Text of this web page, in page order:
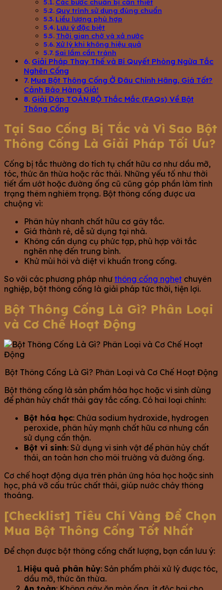
Quy trình sử dụng đúng chuẩn
Liều lượng phù hợp
Lưu ý đặc biệt
Thời gian chờ và xả nước
Xử lý khi không hiệu quả
Sai lầm cần tránh
Giải Pháp Thay Thế và Bí Quyết Phòng Ngừa Tắc
Nghẽn Cống
Mua Bột Thông Cống Ở Đâu Chính Hãng, Giá Tốt?
Cảnh Báo Hàng Giả!
Giải Đáp TOÀN BỘ Thắc Mắc (FAQs) Về Bột
Thông Cống
Tại Sao Cống Bị Tắc và Vì Sao Bột
Thông Cống Là Giải Pháp Tối Ưu?
Cống bị tắc thường do tích tụ chất hữu cơ như dầu mỡ,
tóc, thức ăn thừa hoặc rác thải. Những yếu tố như thời
tiết ẩm ướt hoặc đường ống cũ cũng góp phần làm tình
trạng thêm nghiêm trọng. Bột thông cống được ưa
chuộng vì:
Phân hủy nhanh chất hữu cơ gây tắc.
Giá thành rẻ, dễ sử dụng tại nhà.
Không cần dụng cụ phức tạp, phù hợp với tắc
nghẽn nhẹ đến trung bình.
Khử mùi hôi và diệt vi khuẩn trong cống.
So với các phương pháp như thông cống nghẹt chuyên
nghiệp, bột thông cống là giải pháp tức thời, tiện lợi.
Bột Thông Cống Là Gì? Phân Loại
và Cơ Chế Hoạt Động
Bột Thông Cống Là Gì? Phân Loại và Cơ Chế Hoạt Động
Bột thông cống là sản phẩm hóa học hoặc vi sinh dùng
để phân hủy chất thải gây tắc cống. Có hai loại chính:
Bột hóa học: Chứa sodium hydroxide, hydrogen
peroxide, phân hủy mạnh chất hữu cơ nhưng cần
sử dụng cẩn thận.
Bột vi sinh: Sử dụng vi sinh vật để phân hủy chất
thải, an toàn hơn cho môi trường và đường ống.
Cơ chế hoạt động dựa trên phản ứng hóa học hoặc sinh
học, phá vỡ cấu trúc chất thải, giúp nước chảy thông
thoáng.
[Checklist] Tiêu Chí Vàng Để Chọn
Mua Bột Thông Cống Tốt Nhất
Để chọn được bột thông cống chất lượng, bạn cần lưu ý:
Hiệu quả phân hủy: Sản phẩm phải xử lý được tóc,
dầu mỡ, thức ăn thừa.